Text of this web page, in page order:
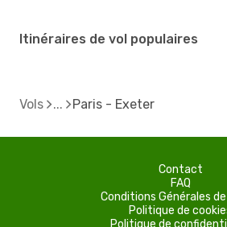
Itinéraires de vol populaires
Vols Paris - Exeter
Contact
FAQ
Conditions Générales
Politique de
Politique de